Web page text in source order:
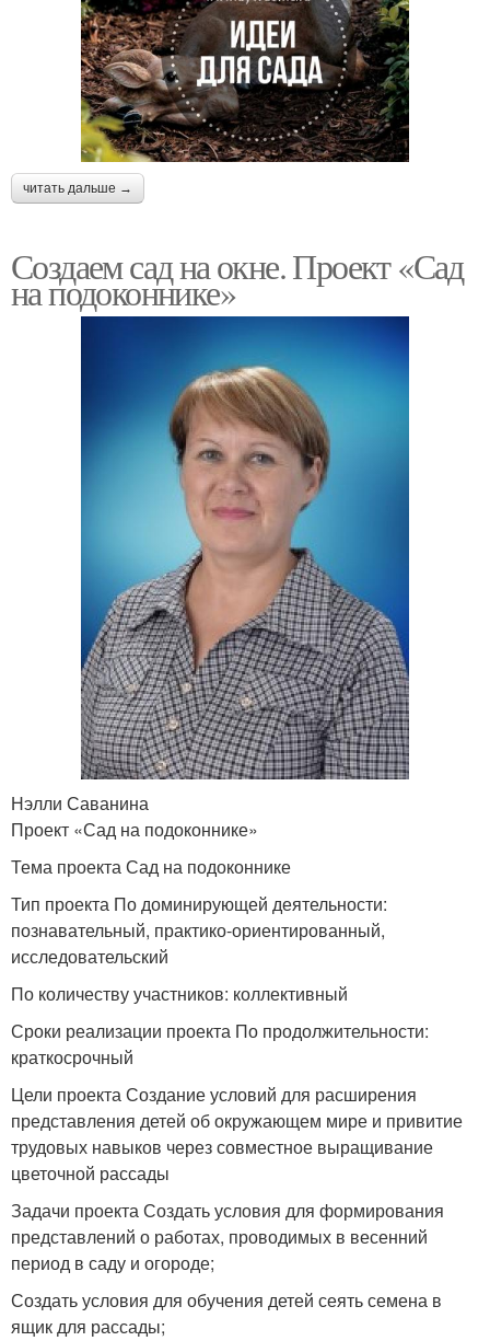
читать дальше →
Создаем сад на окне. Проект «Сад
на подоконнике»
Нэлли Саванина
Проект «Сад на подоконнике»
Тема проекта Сад на подоконнике
Тип проекта По доминирующей деятельности:
познавательный, практико-ориентированный,
исследовательский
По количеству участников: коллективный
Сроки реализации проекта По продолжительности:
краткосрочный
Цели проекта Создание условий для расширения
представления детей об окружающем мире и привитие
трудовых навыков через совместное выращивание
цветочной рассады
Задачи проекта Создать условия для формирования
представлений о работах, проводимых в весенний
период в саду и огороде;
Создать условия для обучения детей сеять семена в
ящик для рассады;